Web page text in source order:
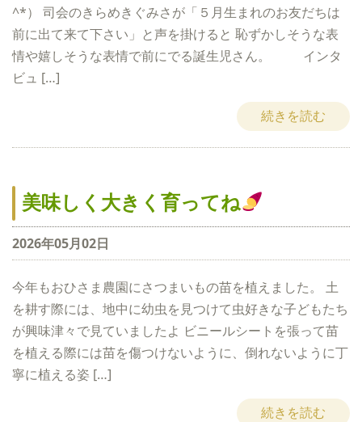
^*） 司会のきらめきぐみさが「５月生まれのお友だちは
前に出て来て下さい」と声を掛けると 恥ずかしそうな表
情や嬉しそうな表情で前にでる誕生児さん。 インタ
ビュ […]
続きを読む
美味しく大きく育ってね
2026年05月02日
今年もおひさま農園にさつまいもの苗を植えました。 土
を耕す際には、地中に幼虫を見つけて虫好きな子どもたち
が興味津々で見ていましたよ ビニールシートを張って苗
を植える際には苗を傷つけないように、倒れないように丁
寧に植える姿 […]
続きを読む